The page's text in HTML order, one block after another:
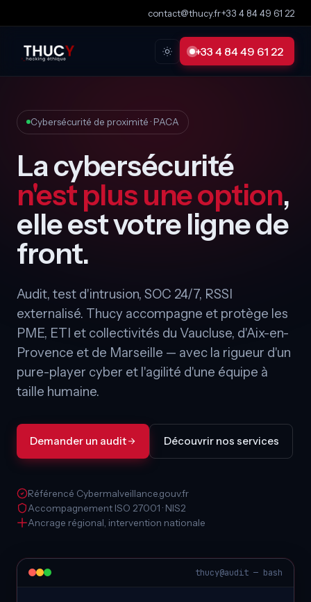
contact@thucy.fr·+33 4 84 49 61 22
+33 4 84 49 61 22
Cybersécurité de proximité · PACA
La cybersécurité
n'est plus une option,
elle est votre ligne de
front.
Audit, test d'intrusion, SOC 24/7, RSSI
externalisé. Thucy accompagne et protège les
PME, ETI et collectivités du Vaucluse, d'Aix-en-
Provence et de Marseille — avec la rigueur d'un
pure-player cyber et l'agilité d'une équipe à
taille humaine.
Demander un audit Découvrir nos services
Référencé Cybermalveillance.gouv.fr
Accompagnement ISO 27001 · NIS2
Ancrage régional, intervention nationale
thucy@audit — bash